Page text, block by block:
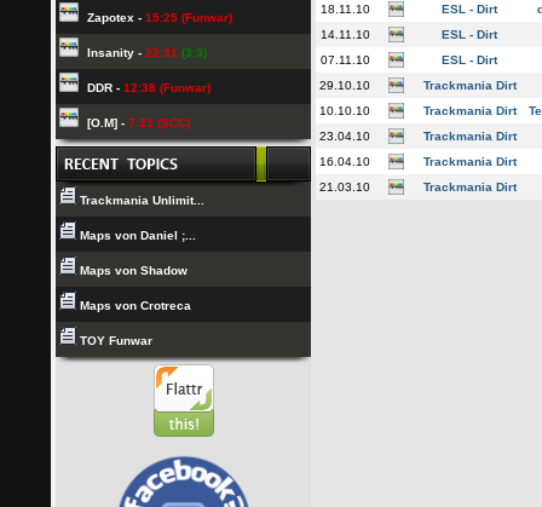
Zapotex - 15:25 (Funwar)
Insanity - 22:31 (3:3)
DDR - 12:38 (Funwar)
[O.M] - 7:21 (SCC)
Trackmania Unlimit...
Maps von Daniel ;...
Maps von Shadow
Maps von Crotreca
TOY Funwar
18.11.10
ESL - Dirt
14.11.10
ESL - Dirt
07.11.10
ESL - Dirt
29.10.10
Trackmania Dirt
10.10.10
Trackmania Dirt
23.04.10
Trackmania Dirt
16.04.10
Trackmania Dirt
21.03.10
Trackmania Dirt